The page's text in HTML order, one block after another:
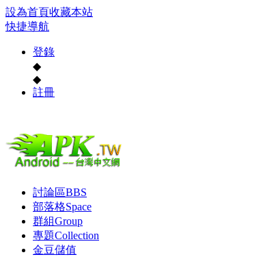
設為首頁收藏本站
快捷導航
登錄
◆
◆
註冊
討論區BBS
部落格Space
群組Group
專題Collection
金豆儲值